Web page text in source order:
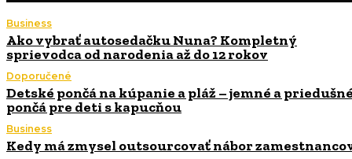
Business
Ako vybrať autosedačku Nuna? Kompletný
sprievodca od narodenia až do 12 rokov
Doporučené
Detské pončá na kúpanie a pláž – jemné a
pončá pre deti s kapucňou
Business
Kedy má zmysel outsourcovať nábor